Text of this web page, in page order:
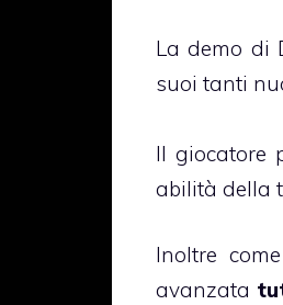
La demo di
suoi tanti
Il giocatore
abilità della
Inoltre
avanzata